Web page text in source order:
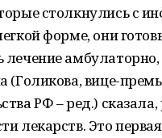
столкнулись с
форме, они
лечение амбулаторно,
(Голикова, вице-
РФ – ред.) сказала,
лекарств. Это